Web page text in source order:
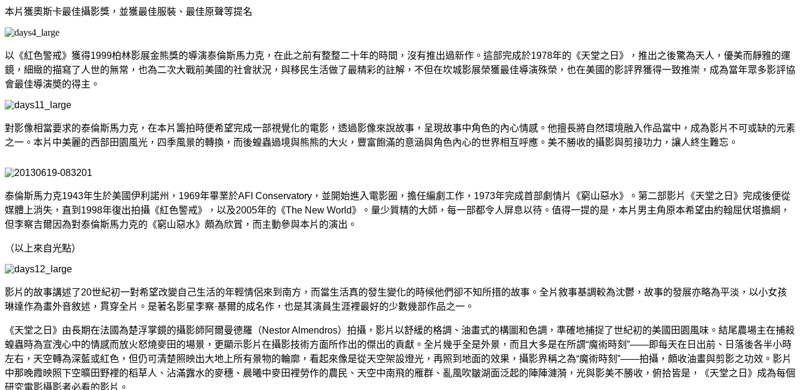
本片獲奧斯卡最佳攝影獎，並獲最佳服裝、最佳原聲等提名
以《紅色警戒》獲得1999柏林影展金熊獎的導演泰倫斯馬力克，在此之前有整整二十年的時間，沒有推出過新作。這部完成於1978年的《天堂之日》，推出之後驚為天人，優美而靜雅的運
鏡，細緻的描寫了人世的無常，也為二次大戰前美國的社會狀況，與移民生活做了最精彩的註解，不但在坎城影展榮獲最佳導演殊榮，也在美國的影評界獲得一致推崇，成為當年眾多影評協
會最佳導演奬的得主。
對影像相當要求的泰倫斯馬力克，在本片籌拍時便希望完成一部視覺化的電影，透過影像來說故事，呈現故事中角色的內心情感。他擅長將自然環境融入作品當中，成為影片不可或缺的元素
之一。本片中美麗的西部田園風光，四季風景的轉換，而後蝗蟲過境與熊熊的大火，豐富飽滿的意涵與角色內心的世界相互呼應。美不勝收的攝影與剪接功力，讓人終生難忘。
泰倫斯馬力克1943年生於美國伊利諾州，1969年畢業於AFI Conservatory，並開始進入電影圈，擔任編劇工作，1973年完成首部劇情片《窮山惡水》。第二部影片《天堂之日》完成後便從
媒體上消失，直到1998年復出拍攝《紅色警戒》，以及2005年的《The New World》。量少質精的大師，每一部都令人屏息以待。值得一提的是，本片男主角原本希望由約翰屈伏塔擔綱，
但李察吉爾因為對泰倫斯馬力克的《窮山惡水》頗為欣賞，而主動參與本片的演出。
（以上來自光點）
影片的故事講述了20世紀初一對希望改變自己生活的年輕情侶來到南方，而當生活真的發生變化的時候他們卻不知所措的故事。全片敘事基調較為沈鬱，故事的發展亦略為平淡，以小女孩
琳達作為畫外音敘述，貫穿全片。是著名影星李察·基爾的成名作，也是其演員生涯裡最好的少數幾部作品之一。
《天堂之日》由長期在法國為楚浮掌鏡的攝影師阿爾曼德羅（Nestor Almendros）拍攝，影片以舒緩的格調、油畫式的構圖和色調，準確地捕捉了世紀初的美國田園風味。結尾農場主在捕殺
蝗蟲時為宣洩心中的情感而放火怒燒麥田的場景，更顯示影片在攝影技術方面所作出的傑出的貢獻。全片幾乎全是外景，而且大多是在所謂“魔術時刻”——即每天在日出前、日落後各半小時
左右，天空轉為深藍或紅色，但仍可清楚照映出大地上所有景物的輪廓，看起來像是從天空架設燈光，再照到地面的效果，攝影界稱之為“魔術時刻”——拍攝，頗收油畫與剪影之功效。影片
中那晚霞映照下空曠田野裡的稻草人、沾滿露水的麥穗、晨曦中麥田裡勞作的農民、天空中南飛的雁群、亂風吹皺湖面泛起的陣陣漣漪，光與影美不勝收，俯拾皆是，《天堂之日》成為每個
研究電影攝影者必看的影片。